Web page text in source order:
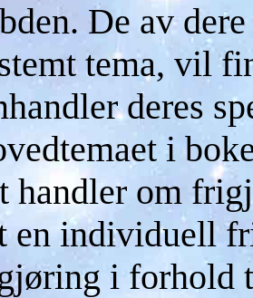
De av
tema, vil
deres
i
handler om
en individuell
i forhold